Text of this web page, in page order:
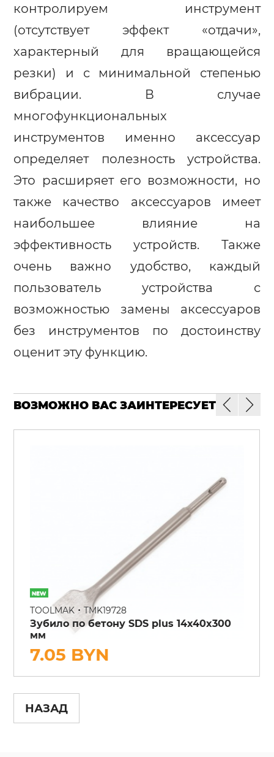
контролируем инструмент
(отсутствует эффект «отдачи»,
характерный для вращающейся
резки) и с минимальной степенью
вибрации. В случае
многофункциональных
инструментов именно аксессуар
определяет полезность устройства.
Это расширяет его возможности, но
также качество аксессуаров имеет
наибольшее влияние на
эффективность устройств. Также
очень важно удобство, каждый
пользователь устройства с
возможностью замены аксессуаров
без инструментов по достоинству
оценит эту функцию.
ВОЗМОЖНО ВАС ЗАИНТЕРЕСУЕТ
TOOLMAK• TMK19728
Зубило по бетону SDS plus 14x40x300
мм
7.05 BYN
НАЗАД